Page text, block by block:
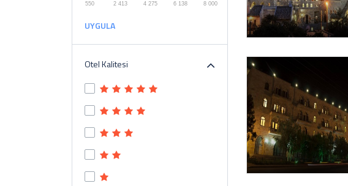
550 2 413 4 275 6 138 8 000
UYGULA
Otel Kalitesi